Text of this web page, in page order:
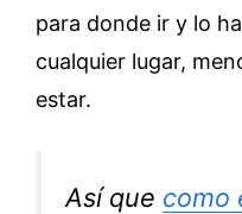
para donde ir y lo
cualquier lugar,
estar.
Así que como